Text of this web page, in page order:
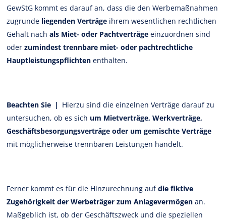
GewStG kommt es darauf an, dass die den Werbemaßnahmen
zugrunde liegenden Verträge ihrem wesentlichen rechtlichen
Gehalt nachals Miet- oder Pachtverträge einzuordnen sind
oderzumindest trennbare miet- oder pachtrechtliche
Hauptleistungspflichten enthalten.
Beachten Sie | Hierzu sind die einzelnen Verträge darauf zu
untersuchen, ob es sich um Mietverträge, Werkverträge,
Geschäftsbesorgungsverträge oder um gemischte Verträge
mit möglicherweise trennbaren Leistungen handelt.
Ferner kommt es für die Hinzurechnung aufdie fiktive
Zugehörigkeit der Werbeträger zum Anlagevermögen an.
Maßgeblich ist, ob der Geschäftszweck und die speziellen